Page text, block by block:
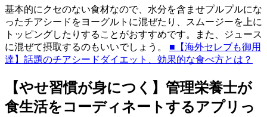
基本的にクセのない食材なので、水分を含ませプルプルにな
ったチアシードをヨーグルトに混ぜたり、スムージーを上に
トッピングしたりすることがおすすめです。また、ジュース
に混ぜて摂取するのもいいでしょう。 ■【海外セレブも御用
達】話題のチアシードダイエット、効果的な食べ方とは？
【やせ習慣が身につく】管理栄養士が
食生活をコーディネートするアプリっ